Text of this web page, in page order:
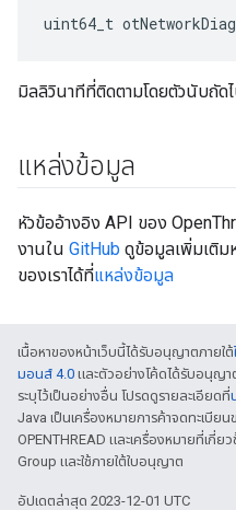
uint64_t
มิลลิวินาทีที่ติดตามโดยตัวนับถัด
แหล่งข้อมูล
หัวข้ออ้างอิง API ของ
งานใน GitHub ดูข้อมูลเพิ่มเติม
ของเราได้ที่แหล่งข้อมูล
เนื้อหาของหน้าเว็บนี้ได้รับอนุญาตภายใต้
มอนส์ 4.0 และตัวอย่างโค้ดได้รับอนุญา
ระบุไว้เป็นอย่างอื่น โปรดดูรายละเอียดที่
Java เป็นเครื่องหมายการค้าจดทะเบีย
OPENTHREAD และเครื่องหมายที่เกี่ย
Group และใช้ภายใต้ใบอนุญาต
อัปเดตล่าสุด 2023-12-01 UTC